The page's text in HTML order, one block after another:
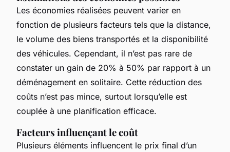
Les économies réalisées peuvent varier en
fonction de plusieurs facteurs tels que la distance,
le volume des biens transportés et la disponibilité
des véhicules. Cependant, il n’est pas rare de
constater un gain de 20% à 50% par rapport à un
déménagement en solitaire. Cette réduction des
coûts n’est pas mince, surtout lorsqu’elle est
couplée à une planification efficace.
Facteurs influençant le coût
Plusieurs éléments influencent le prix final d’un